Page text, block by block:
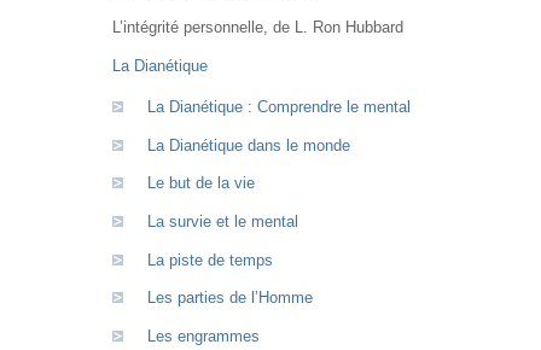
L’intégrité personnelle, de L. Ron Hubbard
La Dianétique
La Dianétique : Comprendre le mental
La Dianétique dans le monde
Le but de la vie
La survie et le mental
La piste de temps
Les parties de l’Homme
Les engrammes